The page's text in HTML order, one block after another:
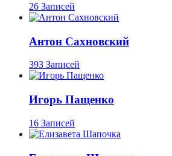
26 Записей
Антон Сахновский
393 Записей
Игорь Пащенко
16 Записей